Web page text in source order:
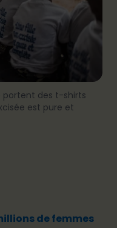
portent des t-shirts
est pure et
de femmes